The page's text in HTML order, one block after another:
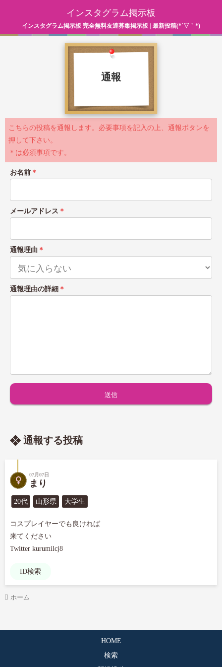
インスタグラム掲示板
インスタグラム掲示板 完全無料友達募集掲示板 | 最新投稿(*´▽｀*)
通報
こちらの投稿を通報します。必要事項を記入の上、通報ボタンを
押して下さい。
＊は必須事項です。
お名前 ＊
メールアドレス ＊
通報理由 ＊
通報理由の詳細 ＊
通報する投稿
07月07日
まり
20代 山形県 大学生
コスプレイヤーでも良ければ
来てください
Twitter kurumilcj8
ID検索
ホーム
HOME
検索